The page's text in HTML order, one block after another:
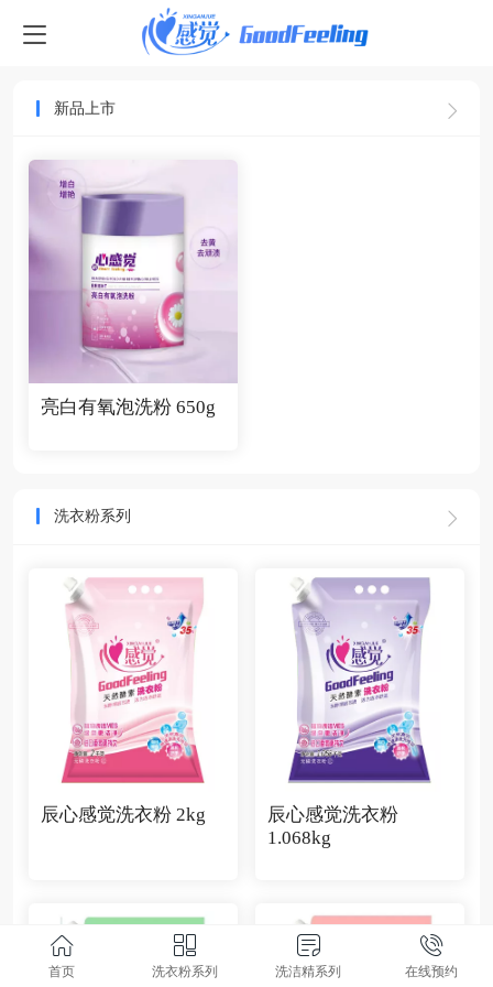
日用百货
新品上市
亮白有氧泡洗粉 650g
洗衣粉系列
辰心感觉洗衣粉 2kg
辰心感觉洗衣粉
1.068kg
首页 洗衣粉系列 洗洁精系列 在线预约